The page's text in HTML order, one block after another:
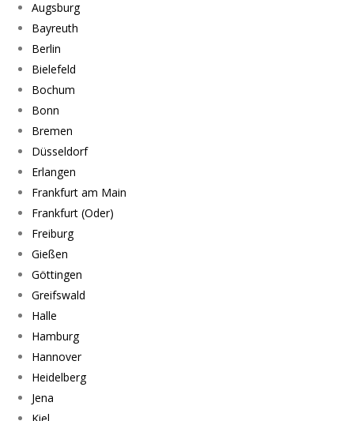
Augsburg
Bayreuth
Berlin
Bielefeld
Bochum
Bonn
Bremen
Düsseldorf
Erlangen
Frankfurt am Main
Frankfurt (Oder)
Freiburg
Gießen
Göttingen
Greifswald
Halle
Hamburg
Hannover
Heidelberg
Jena